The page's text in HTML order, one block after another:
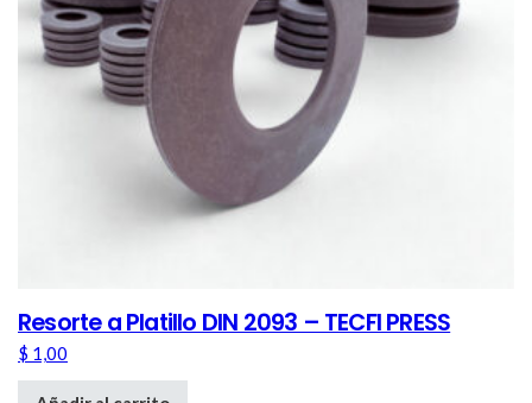
Resorte a Platillo DIN 2093 – TECFI PRESS
$ 1,00